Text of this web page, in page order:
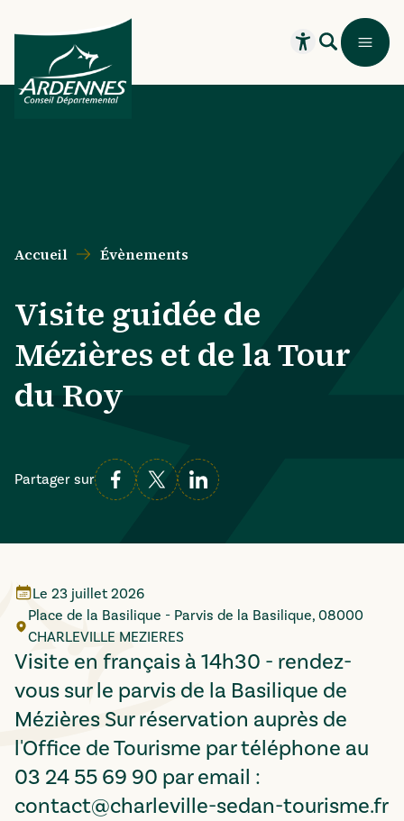
Recherche
Ouvrir leMenu
Accueil Évènements
Visite guidée de
Mézières et de la Tour
du Roy
Partager sur
Le 23 juillet 2026
Place de la Basilique - Parvis de la Basilique, 08000
CHARLEVILLE MEZIERES
Visite en français à 14h30 - rendez-
vous sur le parvis de la Basilique de
Mézières Sur réservation auprès de
l'Office de Tourisme par téléphone au
03 24 55 69 90 par email :
contact@charleville-sedan-tourisme.fr